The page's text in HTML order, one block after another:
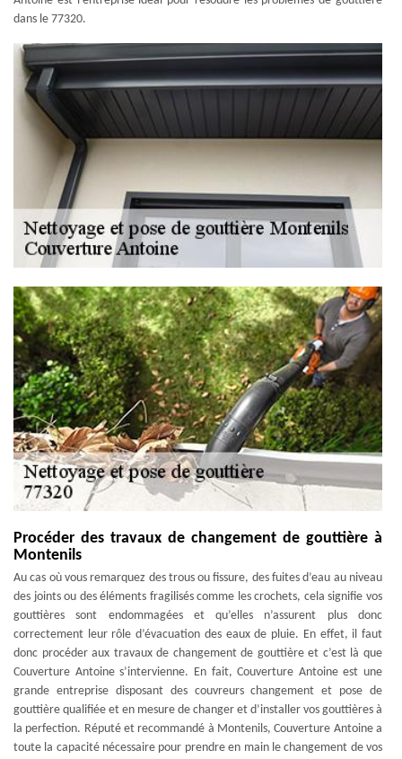
dans le 77320.
Procéder des travaux de changement de gouttière à
Montenils
Au cas où vous remarquez des trous ou fissure, des fuites d’eau au niveau
des joints ou des éléments fragilisés comme les crochets, cela signifie vos
gouttières sont endommagées et qu’elles n’assurent plus donc
correctement leur rôle d’évacuation des eaux de pluie. En effet, il faut
donc procéder aux travaux de changement de gouttière et c’est là que
Couverture Antoine s’intervienne. En fait, Couverture Antoine est une
grande entreprise disposant des couvreurs changement et pose de
gouttière qualifiée et en mesure de changer et d’installer vos gouttières à
la perfection. Réputé et recommandé à Montenils, Couverture Antoine a
toute la capacité nécessaire pour prendre en main le changement de vos